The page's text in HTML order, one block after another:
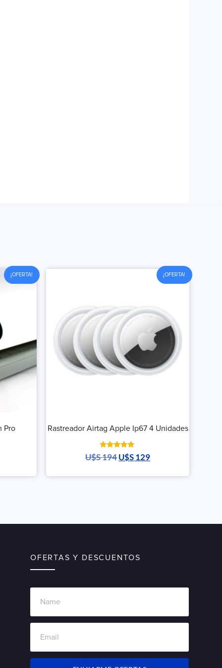
¡OFERTA!
Pro
¡OFERTA!
Rastreador Airtag Apple Ip67 4 Unidades
Valorado
con
U$S194U$S129
OFERTAS Y DESCUENTOS